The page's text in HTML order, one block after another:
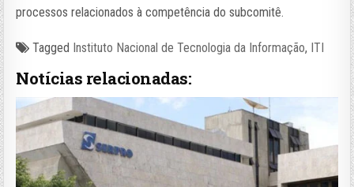
processos relacionados à competência do subcomitê.
Tagged Instituto Nacional de Tecnologia da Informação, ITI
Notícias relacionadas: